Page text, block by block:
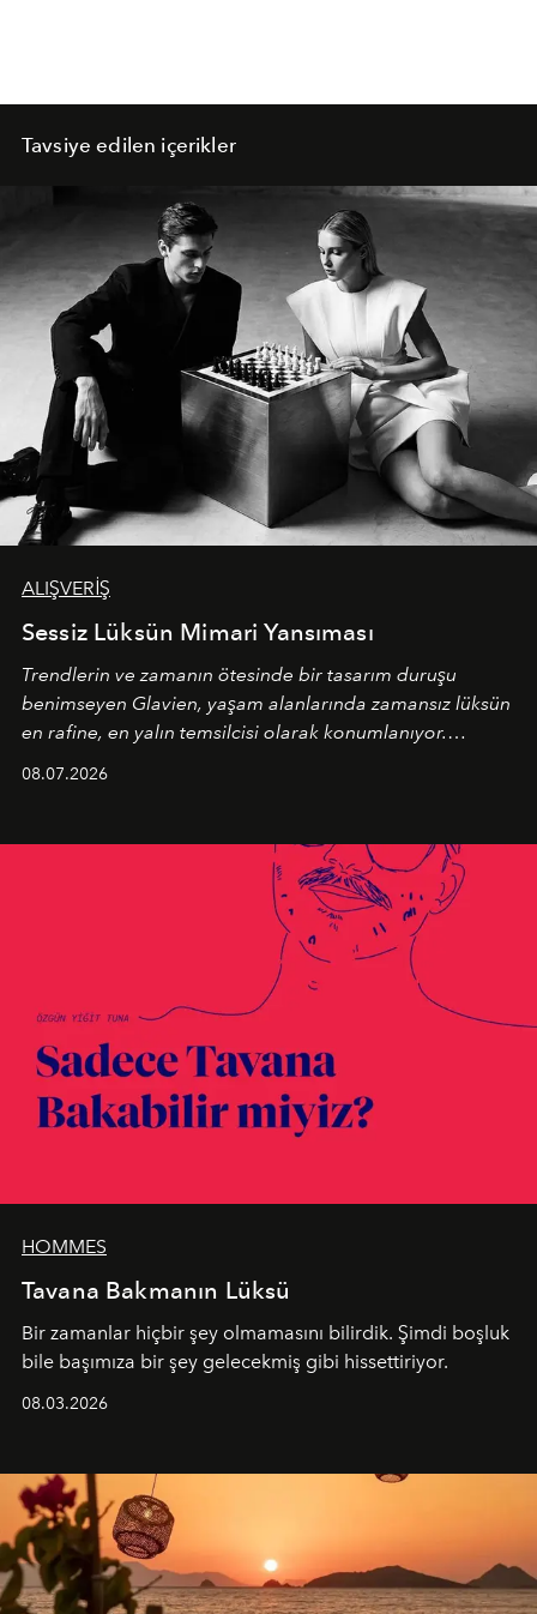
Tavsiye edilen içerikler
ALIŞVERİŞ
Sessiz Lüksün Mimari Yansıması
Trendlerin ve zamanın ötesinde bir tasarım duruşu
benimseyen Glavien, yaşam alanlarında zamansız lüksün
en rafine, en yalın temsilcisi olarak konumlanıyor.
08.07.2026
HOMMES
Tavana Bakmanın Lüksü
Bir zamanlar hiçbir şey olmamasını bilirdik. Şimdi boşluk
bile başımıza bir şey gelecekmiş gibi hissettiriyor.
08.03.2026